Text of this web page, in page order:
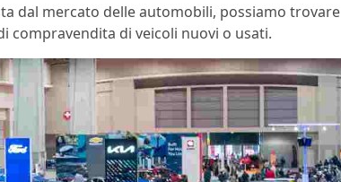
dal mercato delle automobili, possiamo trovare
compravendita di veicoli nuovi o usati.